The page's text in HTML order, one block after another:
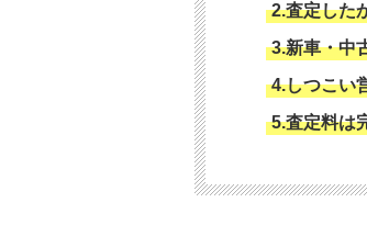
2.査定した
3.新車・中
4.しつこい
5.査定料は